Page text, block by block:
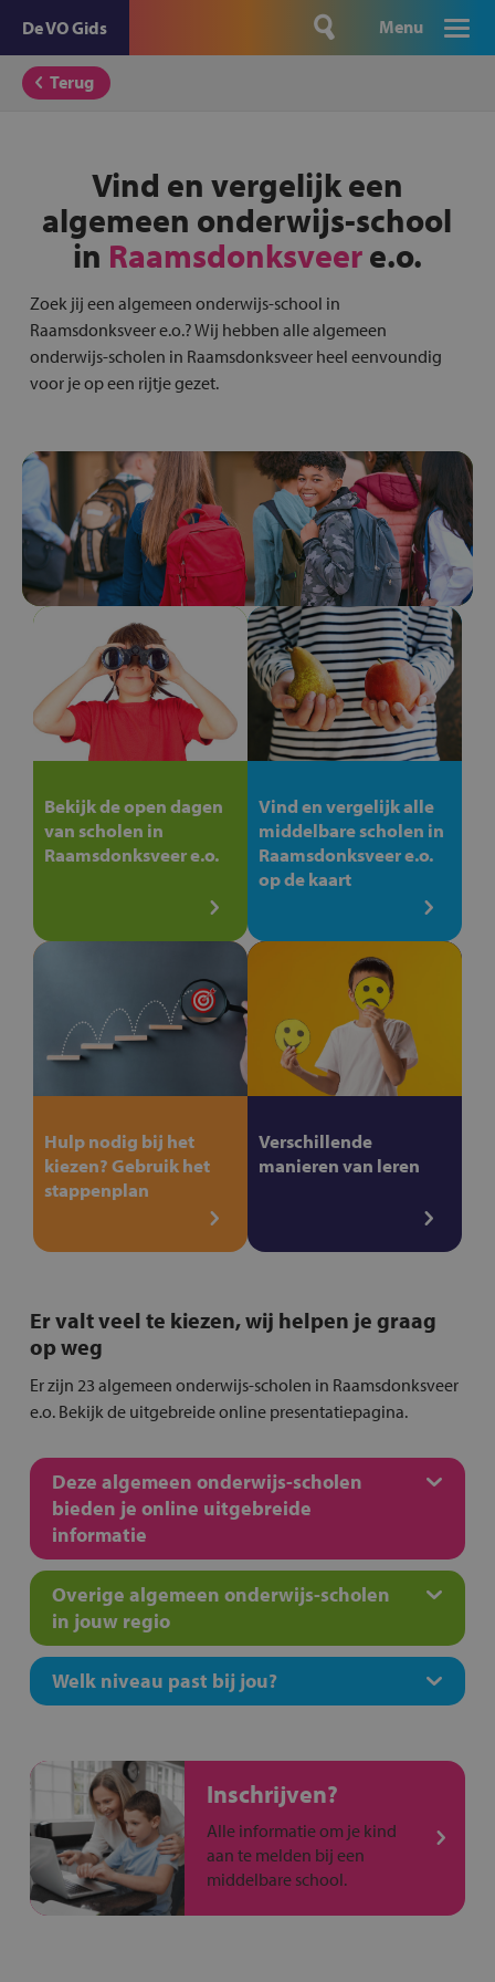
De VO Gids Menu
Terug
Vind en vergelijk een
algemeen onderwijs-school
in Raamsdonksveere.o.
Zoek jij een algemeen onderwijs-school in
Raamsdonksveer e.o.? Wij hebben alle algemeen
onderwijs-scholen in Raamsdonksveer heel eenvoundig
voor je op een rijtje gezet.
Bekijk de open dagen
van scholen in
Raamsdonksveer e.o.
Vind en vergelijk alle
middelbare scholen in
Raamsdonksveer e.o.
op de kaart
Hulp nodig bij het
kiezen? Gebruik het
stappenplan
Verschillende
manieren van leren
Er valt veel te kiezen, wij helpen je graag
op weg
Er zijn 23 algemeen onderwijs-scholen in Raamsdonksveer
e.o. Bekijk de uitgebreide online presentatiepagina.
Deze algemeen onderwijs-scholen
bieden je online uitgebreide
informatie
Overige algemeen onderwijs-scholen
in jouw regio
Welk niveau past bij jou?
Inschrijven?
Alle informatie om je kind
aan te melden bij een
middelbare school.